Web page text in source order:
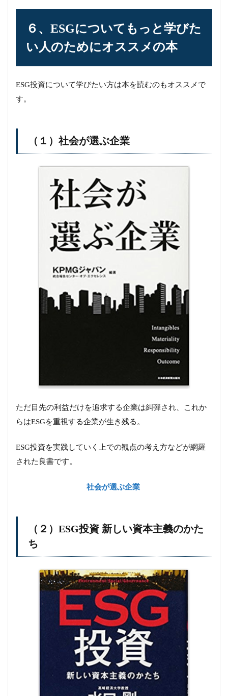
６、ESGについてもっと学びた
い人のためにオススメの本
ESG投資について学びたい方は本を読むのもオススメで
す。
（１）社会が選ぶ企業
ただ目先の利益だけを追求する企業は糾弾され、これか
らはESGを重視する企業が生き残る。
ESG投資を実践していく上での観点の考え方などが網羅
された良書です。
社会が選ぶ企業
（２）ESG投資 新しい資本主義のかた
ち